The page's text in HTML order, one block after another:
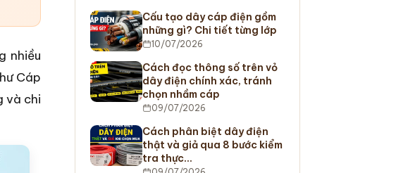
nhiều
Cáp
và chi
Cấu tạo dây cáp điện gồm
những gì? Chi tiết từng lớp
10/07/2026
Cách đọc thông số trên vỏ
dây điện chính xác, tránh
chọn nhầm cáp
09/07/2026
Cách phân biệt dây điện
thật và giả qua 8 bước kiểm
tra thực…